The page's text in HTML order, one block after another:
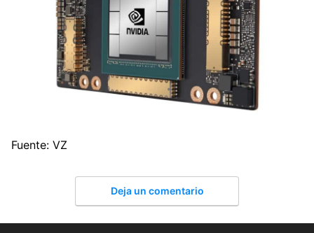
Fuente: VZ
Deja un comentario